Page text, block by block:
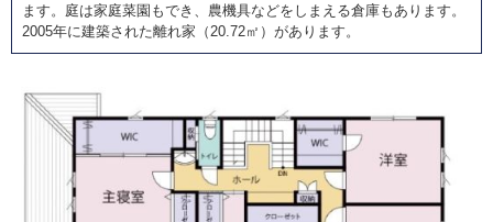
ます。庭は家庭菜園もでき、農機具などをしまえる倉庫もあります。
2005年に建築された離れ家（20.72㎡）があります。